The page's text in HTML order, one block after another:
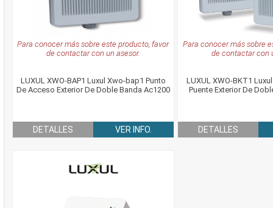
Para conocer más sobre este producto, favor
de contactar con un asesor.
LUXUL XWO-BAP1 Luxul Xwo-bap1 Punto
De Acceso Exterior De Doble Banda Ac1200
DETALLES VER INFO.
Para conocer más sobre
de contactar con
LUXUL XWO-BKT1
Puente Exterior De
DETALLES